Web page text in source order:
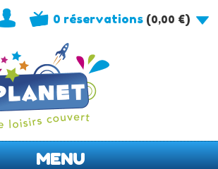
0 réservations(0,00 €)
MENU